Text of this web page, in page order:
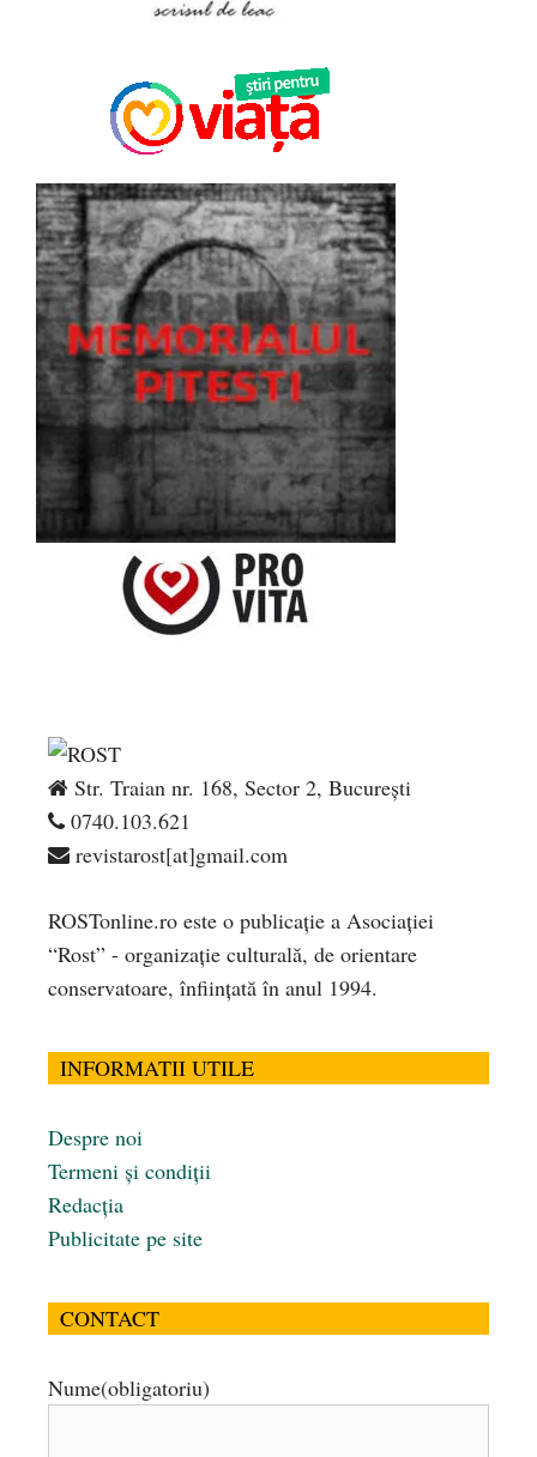
Str. Traian nr. 168, Sector 2, București
0740.103.621
revistarost[at]gmail.com
ROSTonline.ro este o publicaţie a Asociaţiei
“Rost” - organizaţie culturală, de orientare
conservatoare, înfiinţată în anul 1994.
INFORMATII UTILE
Despre noi
Termeni și condiții
Redacția
Publicitate pe site
CONTACT
Nume(obligatoriu)